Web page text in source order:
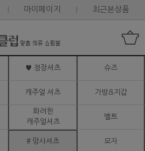
마이페이지 최근본상품
♥ 정장셔츠 슈즈
캐주얼 셔츠 가방&지갑
화려한
캐주얼셔츠
벨트
# 망사셔츠 모자